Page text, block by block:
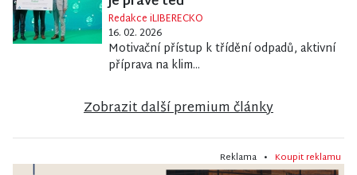
Redakce iLIBERECKO
16. 02. 2026
Motivační přístup k třídění odpadů, aktivní
příprava na klim...
Zobrazit další premium články
Reklama • Koupit reklamu